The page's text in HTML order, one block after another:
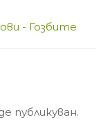
- Гозбите
публикуван.